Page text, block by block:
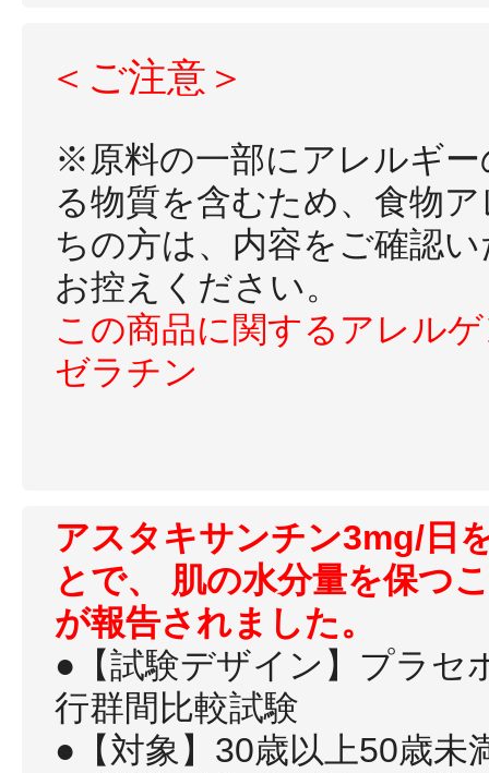
＜ご注意＞
※原料の一部にアレルギ
る物質を含むため、食物
ちの方は、内容をご確認
お控えください。
この商品に関するアレル
ゼラチン
アスタキサンチン3mg/日
とで、 肌の水分量を保つ
が報告されました。
●【試験デザイン】プラセ
行群間比較試験
●【対象】30歳以上50歳